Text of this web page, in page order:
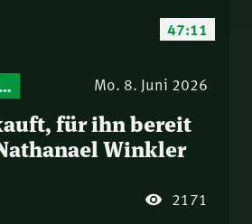
47:11
neu: Aktuelle Predigten vom Mitternachtsruf Mo. 8. Juni 2026
für ihn bereit
Winkler
2171